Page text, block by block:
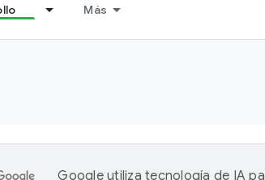
Más
Google utiliza tecnología de IA